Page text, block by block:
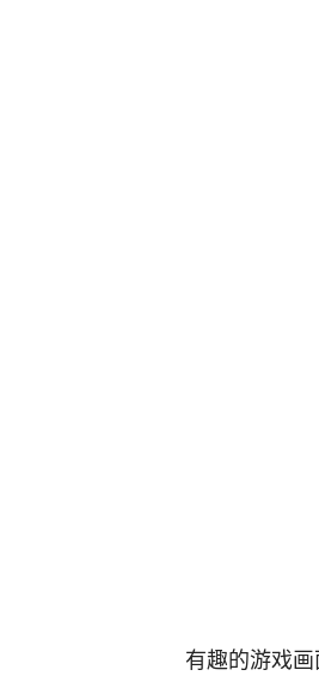
有趣的游戏画